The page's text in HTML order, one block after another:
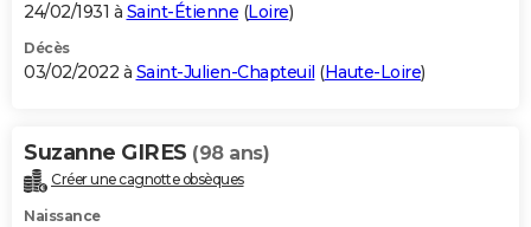
24/02/1931 à Saint-Étienne (Loire)
Décès
03/02/2022 à Saint-Julien-Chapteuil (Haute-Loire)
Suzanne GIRES (98 ans)
Créer une cagnotte obsèques
Naissance